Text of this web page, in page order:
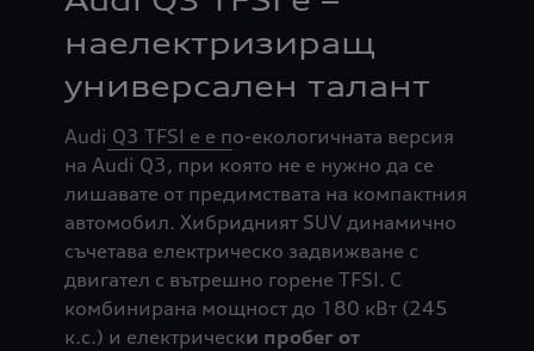
наелектризиращ
универсален талант
Audi Q3 TFSI e е по-екологичната версия
на Audi Q3, при която не е нужно да се
лишавате от предимствата на компактния
автомобил. Хибридният SUV динамично
съчетава електрическо задвижване с
двигател с вътрешно горене TFSI. С
комбинирана мощност до 180 кВт (245
к.с.) и електрически пробег от